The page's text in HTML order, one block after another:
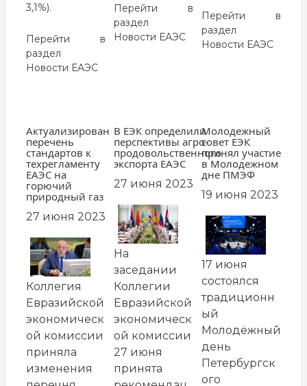
3,1%).
Перейти в
раздел
Новости ЕАЭС
Перейти в
раздел
Новости ЕАЭС
Перейти в
раздел
Новости ЕАЭС
Актуализирован
перечень
стандартов к
техрегламенту
ЕАЭС на
горючий
природный газ
27 июня 2023
Коллегия
Евразийской
экономическ
ой комиссии
приняла
изменения
В ЕЭК определили
перспективы агро-
продовольственного
экспорта ЕАЭС
27 июня 2023
На
заседании
Коллегии
Евразийской
экономическ
ой комиссии
27 июня
принята
Молодежный
совет ЕЭК
принял участие
в Молодежном
дне ПМЭФ
19 июня 2023
17 июня
состоялся
традиционн
ый
Молодёжный
день
Петербургск
ого